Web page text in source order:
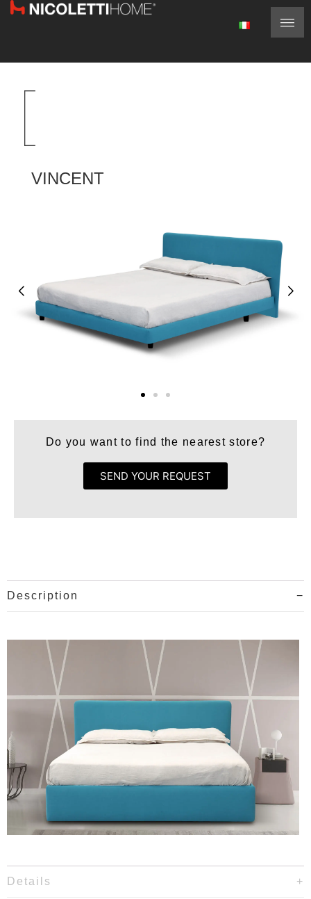
VINCENT
Do you want to find the nearest store?
SEND YOUR REQUEST
Description
Details